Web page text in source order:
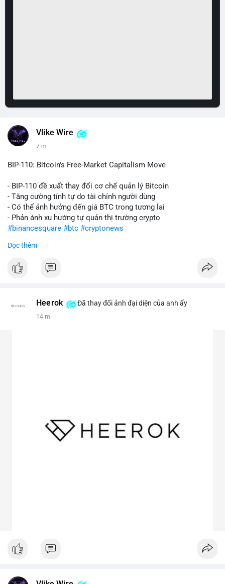
Vlike Wire
7 m
BIP-110: Bitcoin's Free-Market Capitalism Move
- BIP-110 đề xuất thay đổi cơ chế quản lý Bitcoin
- Tăng cường tính tự do tài chính người dùng
- Có thể ảnh hưởng đến giá BTC trong tương lai
- Phản ánh xu hướng tự quản thị trường crypto
#binancesquare #btc #cryptonews
$btc
#vlikevn #titanbot
Đọc thêm
Heerok Đã thay đổi ảnh đại diện của anh ấy
14 m